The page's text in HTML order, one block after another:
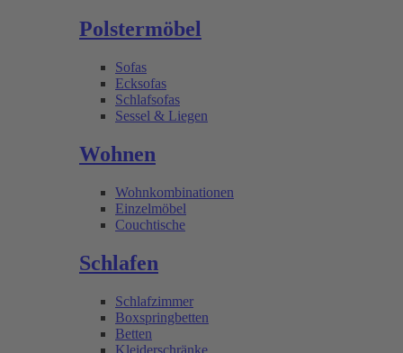
Polstermöbel
Sofas
Ecksofas
Schlafsofas
Sessel & Liegen
Wohnen
Wohnkombinationen
Einzelmöbel
Couchtische
Schlafen
Schlafzimmer
Boxspringbetten
Betten
Kleiderschränke